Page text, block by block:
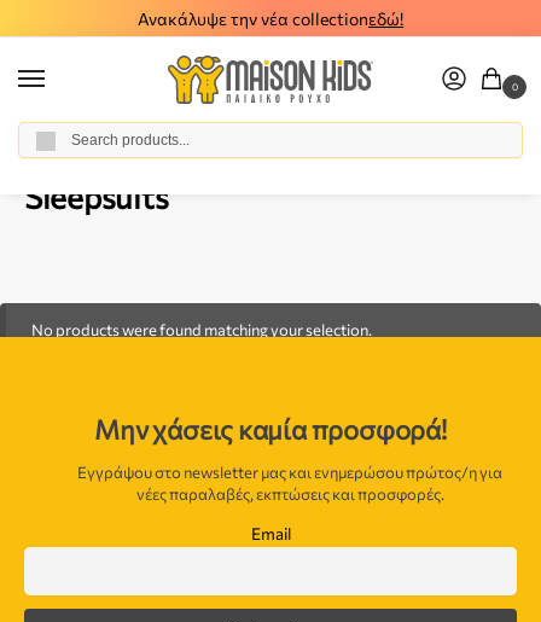
Ανακάλυψε την νέα collectionεδώ!
0
Home / Boy / Accessories
Sleepsuits
No products were found matching your selection.
Μην χάσεις καμία προσφορά!
Εγγράψου στο newsletter μας και ενημερώσου πρώτος/η για
νέες παραλαβές, εκπτώσεις και προσφορές.
Email